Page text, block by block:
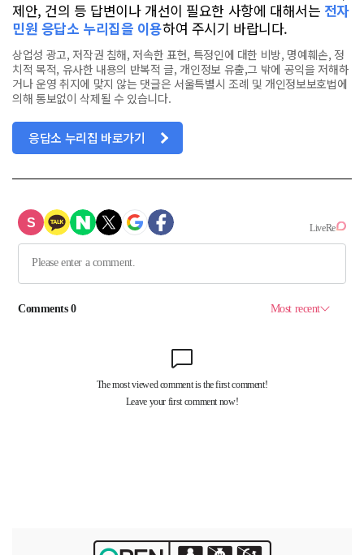
제안, 건의 등 답변이나 개선이 필요한 사항에 대해서는 전자
민원 응답소 누리집을 이용하여 주시기 바랍니다.
상업성 광고, 저작권 침해, 저속한 표현, 특정인에 대한 비방, 명예훼손, 정
치적 목적, 유사한 내용의 반복적 글, 개인정보 유출,그 밖에 공익을 저해하
거나 운영 취지에 맞지 않는 댓글은 서울특별시 조례 및 개인정보보호법에
의해 통보없이 삭제될 수 있습니다.
응답소 누리집 바로가기